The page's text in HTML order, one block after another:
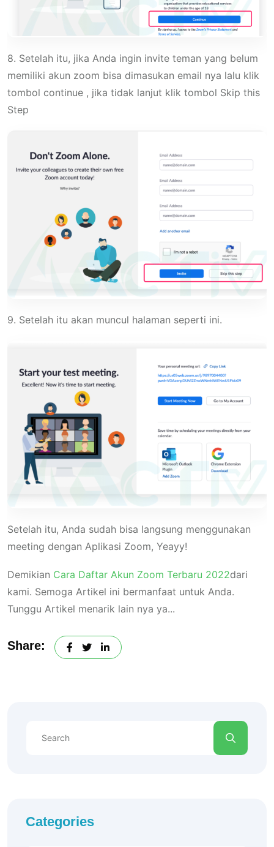
8. Setelah itu, jika Anda ingin invite teman yang belum
memiliki akun zoom bisa dimasukan email nya lalu klik
tombol continue , jika tidak lanjut klik tombol Skip this
Step
9. Setelah itu akan muncul halaman seperti ini.
Setelah itu, Anda sudah bisa langsung menggunakan
meeting dengan Aplikasi Zoom, Yeayy!
Demikian Cara Daftar Akun Zoom Terbaru 2022dari
kami. Semoga Artikel ini bermanfaat untuk Anda.
Tunggu Artikel menarik lain nya ya...
Share:
Categories